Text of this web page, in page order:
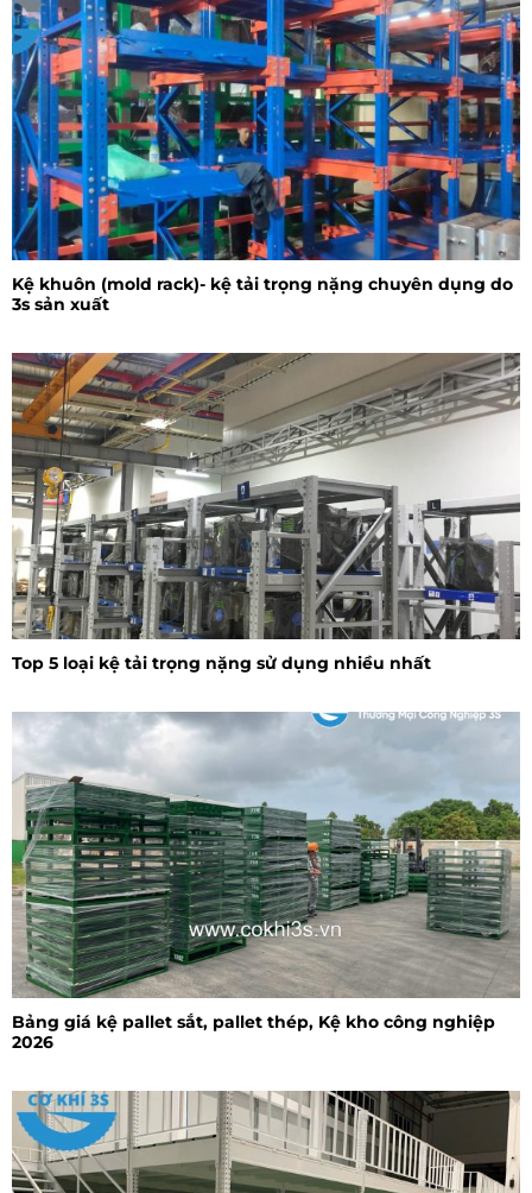
Kệ khuôn (mold rack)- kệ tải trọng nặng chuyên dụng do
3s sản xuất
Top 5 loại kệ tải trọng nặng sử dụng nhiều nhất
Bảng giá kệ pallet sắt, pallet thép, Kệ kho công nghiệp
2026